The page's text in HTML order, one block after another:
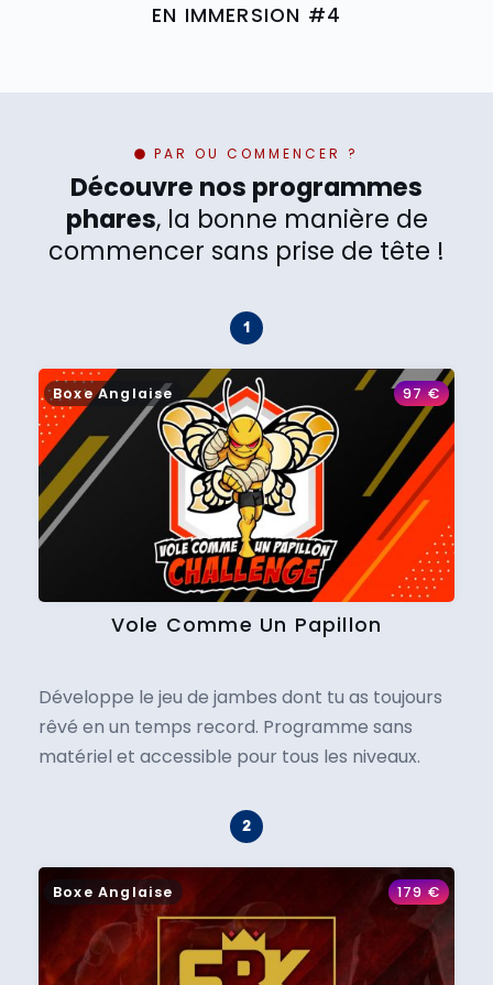
EN IMMERSION #4
PAR OU COMMENCER ?
Découvre nos programmes
phares, la bonne manière de
commencer sans prise de tête !
Boxe Anglaise 97€
Vole Comme Un Papillon
Développe le jeu de jambes dont tu as toujours
rêvé en un temps record. Programme sans
matériel et accessible pour tous les niveaux.
Boxe Anglaise 179€